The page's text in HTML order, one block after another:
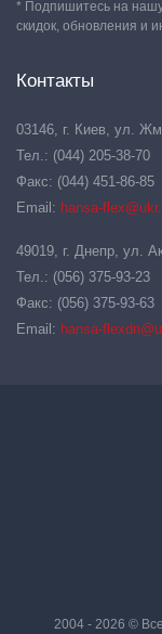
* Подпишитесь на
скидок, обновления и
Контакты
03146, г. Киев, ул.
Тел.: (044) 205-38-70
Факс: (044) 451-86-85
Email: hansa-
49019, г. Днепр, ул.
Тел.: (056) 375-93-23
Факс: (056) 375-93-63
Email: hansa-
2004 - 2026 ©